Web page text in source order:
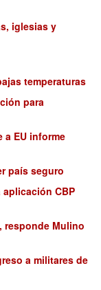
iglesias y
temperaturas
para
a EU informe
país seguro
CBP
responde Mulino
a militares de